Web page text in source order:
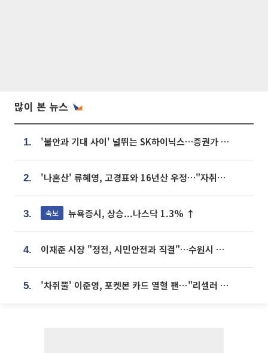
많이 본 뉴스
1. '불안과 기대 사이' 널뛰는 SK하이닉스…증권가 "HBM4·LTA 기반 펀터멘털 견고"
2. '나혼산' 류혜영, 고경표와 16년산 우정…"자취방서 부모님과 마주쳐"
3. 속보 뉴욕증시, 상승...나스닥 1.3% ↑
4. 이재준 시장 "정전, 시민안전과 직결"…수원시 비상대응체계 가동
5. '차쥐뿔' 이준영, 포켓몬 카드 열혈 팬⋯"리셀러 처단할 것"